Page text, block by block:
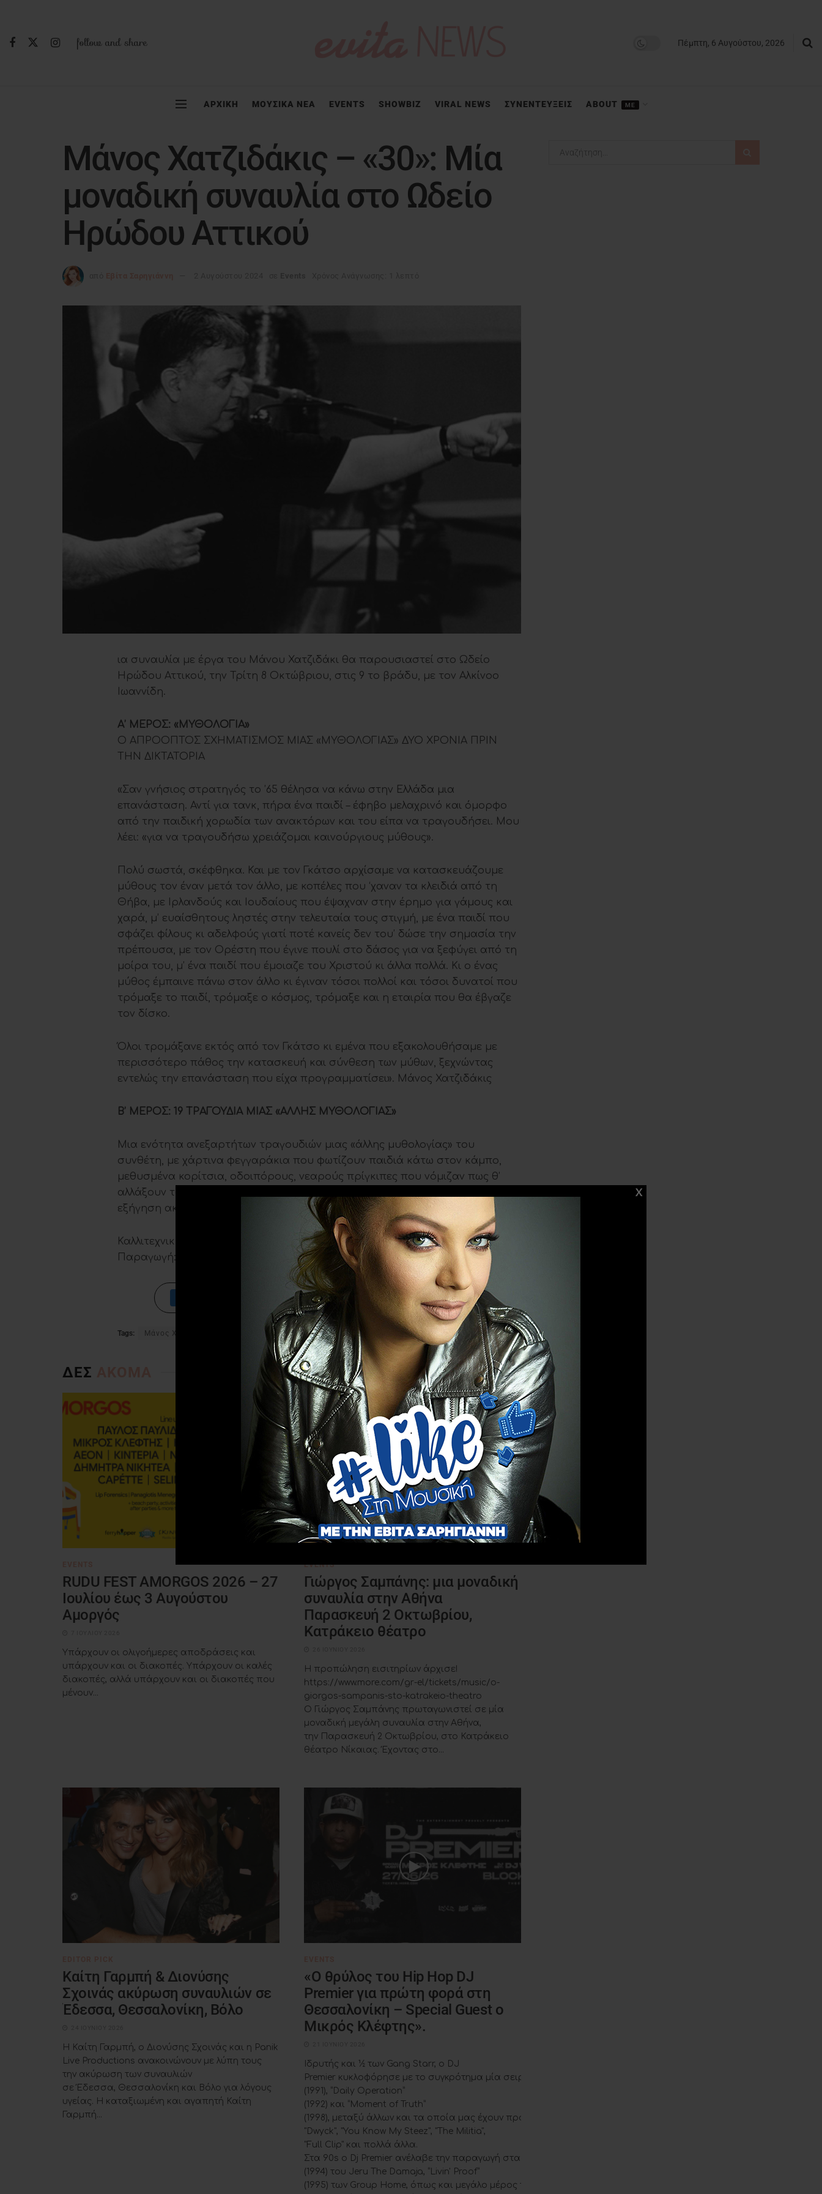
follow and share Πέμπτη, 6 Αυγούστου, 2026
ΑΡΧΙΚΗ ΜΟΥΣΙΚΑ ΝΕΑ EVENTS SHOWBIZ VIRAL NEWS ΣΥΝΕΝΤΕΥΞΕΙΣ ABOUT ME
Μάνος Χατζιδάκις – «30»: Μία
μοναδική συναυλία στο Ωδείο
Ηρώδου Αττικού
ια συναυλία με έργα του Μάνου Χατζιδάκι θα παρουσιαστεί στο Ωδείο
Ηρώδου Αττικού, την Τρίτη 8 Οκτώβριου, στις 9 το βράδυ, με τον Αλκίνοο
Ιωαννίδη.
Α’ ΜΕΡΟΣ: «ΜΥΘΟΛΟΓΙΑ»
Ο ΑΠΡΟΟΠΤΟΣ ΣΧΗΜΑΤΙΣΜΟΣ ΜΙΑΣ «ΜΥΘΟΛΟΓΙΑΣ» ΔΥΟ ΧΡΟΝΙΑ ΠΡΙΝ
ΤΗΝ ΔΙΚΤΑΤΟΡΙΑ
«Σαν γνήσιος στρατηγός το ’65 θέλησα να κάνω στην Ελλάδα μια
επανάσταση. Αντί για τανκ, πήρα ένα παιδί – έφηβο μελαχρινό και όμορφο
από την παιδική χορωδία των ανακτόρων και του είπα να τραγουδήσει. Μου
λέει: «για να τραγουδήσω χρειάζομαι καινούργιους μύθους».
Πολύ σωστά, σκέφθηκα. Και με τον Γκάτσο αρχίσαμε να κατασκευάζουμε
μύθους τον έναν μετά τον άλλο, με κοπέλες που ‘χαναν τα κλειδιά από τη
Θήβα, με Ιρλανδούς και Ιουδαίους που έψαχναν στην έρημο για γάμους και
χαρά, μ’ ευαίσθητους ληστές στην τελευταία τους στιγμή, με ένα παιδί που
σφάζει φίλους κι αδελφούς γιατί ποτέ κανείς δεν του’ δώσε την σημασία την
πρέπουσα, με τον Ορέστη που έγινε πουλί στο δάσος για να ξεφύγει από τη
μοίρα του, μ’ ένα παιδί που έμοιαζε του Χριστού κι άλλα πολλά. Κι ο ένας
μύθος έμπαινε πάνω στον άλλο κι έγιναν τόσοι πολλοί και τόσοι δυνατοί που
τρόμαξε το παιδί, τρόμαξε ο κόσμος, τρόμαξε και η εταιρία που θα έβγαζε
τον δίσκο.
Όλοι τρομάξανε εκτός από τον Γκάτσο κι εμένα που εξακολουθήσαμε με
περισσότερο πάθος την κατασκευή και σύνθεση των μύθων, ξεχνώντας
εντελώς την επανάσταση που είχα προγραμματίσει». Μάνος Χατζιδάκις
Β’ ΜΕΡΟΣ: 19 ΤΡΑΓΟΥΔΙΑ ΜΙΑΣ «ΑΛΛΗΣ ΜΥΘΟΛΟΓΙΑΣ»
Μια ενότητα ανεξαρτήτων τραγουδιών μιας «άλλης μυθολογίας» του
συνθέτη, με χάρτινα φεγγαράκια που φωτίζουν παιδιά κάτω στον κάμπο,
μεθυσμένα κορίτσια, οδοιπόρους, νεαρούς πρίγκιπες που νόμιζαν πως θ’
αλλάξουν τον κόσμο και μια παρεξήγηση που δεν ξέρουμε αν δόθηκε
εξήγηση ακόμη.
Καλλιτεχνική επιμέλεια: Γιώργος Χατζιδάκις
Παραγωγή: Panik Live Productions
Ακολουθήστε τοevitanews.gr
Tags: Μάνος Χατζιδάκις
ΔΕΣ
RUDU FEST AMORGOS 2026 – 27
Ιουλίου έως 3 Αυγούστου
Αμοργός
Υπάρχουν οι ολιγοήμερες αποδράσεις και
υπάρχουν και οι διακοπές. Υπάρχουν οι καλές
διακοπές, αλλά υπάρχουν και οι διακοπές που
μένουν...
EVENTS
Γιώργος Σαμπάνης: μια μοναδική
συναυλία στην Αθήνα
Παρασκευή 2 Οκτωβρίου,
Κατράκειο θέατρο
Η προπώληση εισιτηρίων άρχισε!
https://www.more.com/gr-el/tickets/music/o-
giorgos-sampanis-sto-katrakeio-theatro
Ο Γιώργος Σαμπάνης πρωταγωνιστεί σε μία
μοναδική μεγάλη συναυλία στην Αθήνα,
την Παρασκευή 2 Οκτωβρίου, στο Κατράκειο
θέατρο Νίκαιας. Έχοντας στο...
Καίτη Γαρμπή & Διονύσης
Σχοινάς ακύρωση συναυλιών σε
Έδεσσα, Θεσσαλονίκη, Βόλο
Η Καίτη Γαρμπή, ο Διονύσης Σχοινάς και η Panik
Live Productions ανακοινώνουν με λύπη τους
την ακύρωση των συναυλιών
σε Έδεσσα, Θεσσαλονίκη και Βόλο για λόγους
υγείας. Η καταξιωμένη και αγαπητή Καίτη
Γαρμπή...
«Ο θρύλος του Hip Hop DJ
Premier για πρώτη φορά στη
Θεσσαλονίκη – Special Guest ο
Μικρός Κλέφτης».
Ιδρυτής και ½ των Gang Starr, o DJ
Premier κυκλοφόρησε με το συγκρότημα μία σειρά από κλασικά albums τα οποία έχουν κάνει τεράστια επιτυχία
(1991), “Daily Operation”
(1992) και “Moment of Truth”
(1998), μεταξύ άλλων και τα οποία μας έχουν προσφέρει μία μεγάλη σειρά από αγαπημένα hits, όπως τα "Mass
"Dwyck", "You Know My Steez", "The Militia",
"Full Clip" και πολλά άλλα.
Στα 90s o Dj Premier ανέλαβε την παραγωγή στα πολύ κλασικά πλέον albums “The Sun Rises in the East”
(1994) του Jeru The Damaja, “Livin' Proof”
(1995) των Group Home, όπως και μεγάλο μέρος του θρυλικού album του KRS ONE “Return of the Boom Bap”